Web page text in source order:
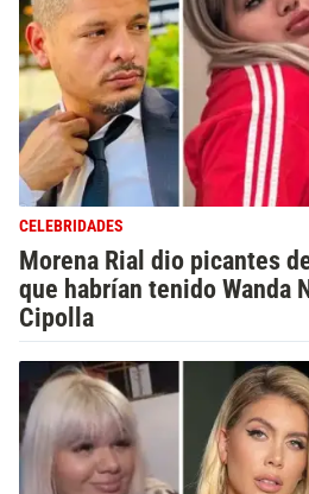
CELEBRIDADES
Morena Rial dio picantes
que habrían tenido Wanda
Cipolla